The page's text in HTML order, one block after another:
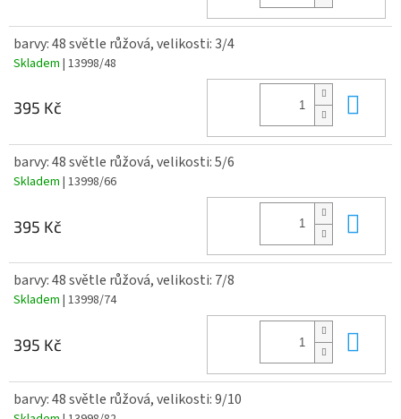
barvy: 48 světle růžová, velikosti: 3/4
Skladem | 13998/48
395 Kč
barvy: 48 světle růžová, velikosti: 5/6
Skladem | 13998/66
395 Kč
barvy: 48 světle růžová, velikosti: 7/8
Skladem | 13998/74
395 Kč
barvy: 48 světle růžová, velikosti: 9/10